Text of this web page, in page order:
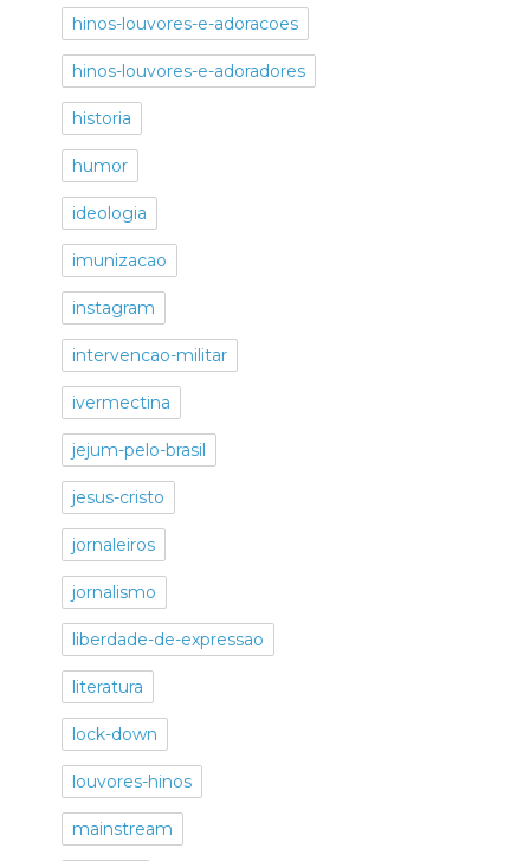
hinos-louvores-e-adoracoes
hinos-louvores-e-adoradores
historia
humor
ideologia
imunizacao
instagram
intervencao-militar
ivermectina
jejum-pelo-brasil
jesus-cristo
jornaleiros
jornalismo
liberdade-de-expressao
literatura
lock-down
louvores-hinos
mainstream